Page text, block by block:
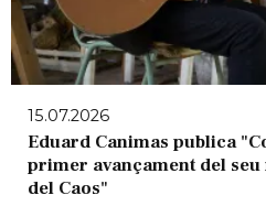
15.07.2026
Eduard Canimas publica
primer avançament del
del Caos"